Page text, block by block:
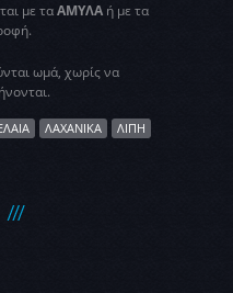
με ταΑΜΥΛΑ ή με τα
ωμά, χωρίς να
ΛΑΧΑΝΙΚΑ
ΛΙΠΗ